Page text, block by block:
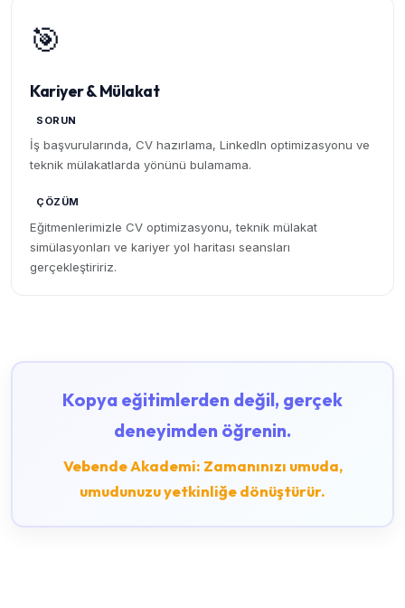
🎯
Kariyer & Mülakat
SORUN
İş başvurularında, CV hazırlama, LinkedIn optimizasyonu ve
teknik mülakatlarda yönünü bulamama.
ÇÖZÜM
Eğitmenlerimizle CV optimizasyonu, teknik mülakat
simülasyonları ve kariyer yol haritası seansları
gerçekleştiririz.
Kopya eğitimlerden değil, gerçek
deneyimden öğrenin.
Vebende Akademi: Zamanınızı umuda,
umudunuzu yetkinliğe dönüştürür.